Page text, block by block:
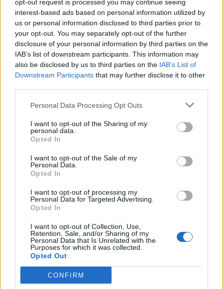
opt-out request is processed you may continue seeing
interest-based ads based on personal information utilized by
us or personal information disclosed to third parties prior to
your opt-out. You may separately opt-out of the further
disclosure of your personal information by third parties on the
IAB’s list of downstream participants. This information may
also be disclosed by us to third parties on the IAB’s List of
Downstream Participants that may further disclose it to other
Personal Data Processing Opt Outs
I want to opt-out of the Sharing of my
personal data.
Opted In
I want to opt-out of the Sale of my
Personal Data.
Opted In
I want to opt-out of processing my
Personal Data for Targeted Advertising.
Opted In
I want to opt-out of Collection, Use,
Retention, Sale, and/or Sharing of my
Personal Data that Is Unrelated with the
Purposes for which it was collected.
Opted Out
CONFIRM
Indicatori calcolati dai dati dell'ultimo bilancio disponibile.
Confronto di settore
Il fatturato di Consorzio Tabacchicoltori Monte Grappa Di
1.994.962 euro superiore alla
), calcolata su 70 imprese.
Elaborazione sui bilanci depositati (Registro Imprese). Mediana per
divisione ATECO e provincia.
Dove si trova
Indirizzo:
Comune:Bassano del Grappa
Provincia:Vicenza
Regione: